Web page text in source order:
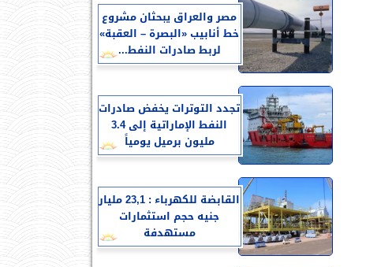
مصر والعراق يبحثان مشروع
خط أنابيب «البصرة – العقبة»
لربط صادرات النفط...
تجدد التوترات يخفض صادرات
النفط الإماراتية إلى 3.4
مليون برميل يومياً
القابضة للكهرباء : 23,1 مليار
جنيه حجم استثمارات
مستهدفة